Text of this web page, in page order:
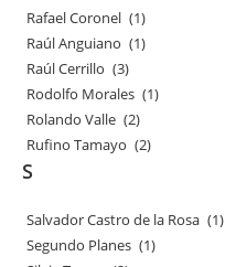
Rafael Coronel (1)
Raúl Anguiano (1)
Raúl Cerrillo (3)
Rodolfo Morales (1)
Rolando Valle (2)
Rufino Tamayo (2)
S
Salvador Castro de la Rosa (1)
Segundo Planes (1)